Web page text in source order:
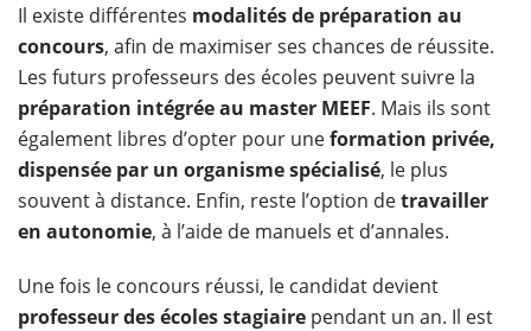
Il existe différentes modalités de préparation au
concours, afin de maximiser ses chances de réussite.
Les futurs professeurs des écoles peuvent suivre la
préparation intégrée au master MEEF. Mais ils sont
également libres d’opter pour uneformation privée,
dispensée par un organisme spécialisé, le plus
souvent à distance. Enfin, reste l’option detravailler
en autonomie, à l’aide de manuels et d’annales.
Une fois le concours réussi, le candidat devient
professeur des écoles stagiaire pendant un an. Il est